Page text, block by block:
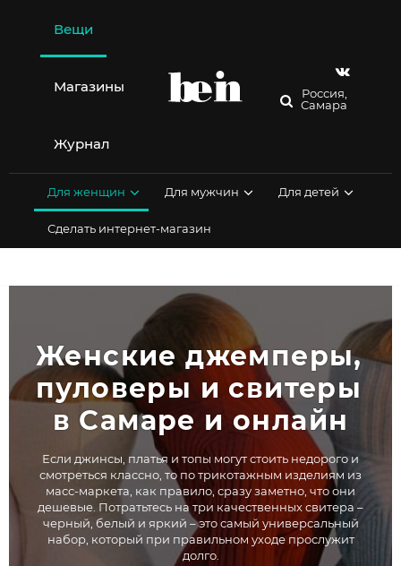
содержимому
Вещи
Магазины
Журнал
Россия,
Самара
Для женщин Для мужчин Для детей
Сделать интернет-магазин
Женские джемперы,
пуловеры и свитеры
в Самаре и онлайн
Если джинсы, платья и топы могут стоить недорого и
смотреться классно, то по трикотажным изделиям из
масс-маркета, как правило, сразу заметно, что они
дешевые. Потратьтесь на три качественных свитера –
черный, белый и яркий – это самый универсальный
набор, который при правильном уходе прослужит
долго.